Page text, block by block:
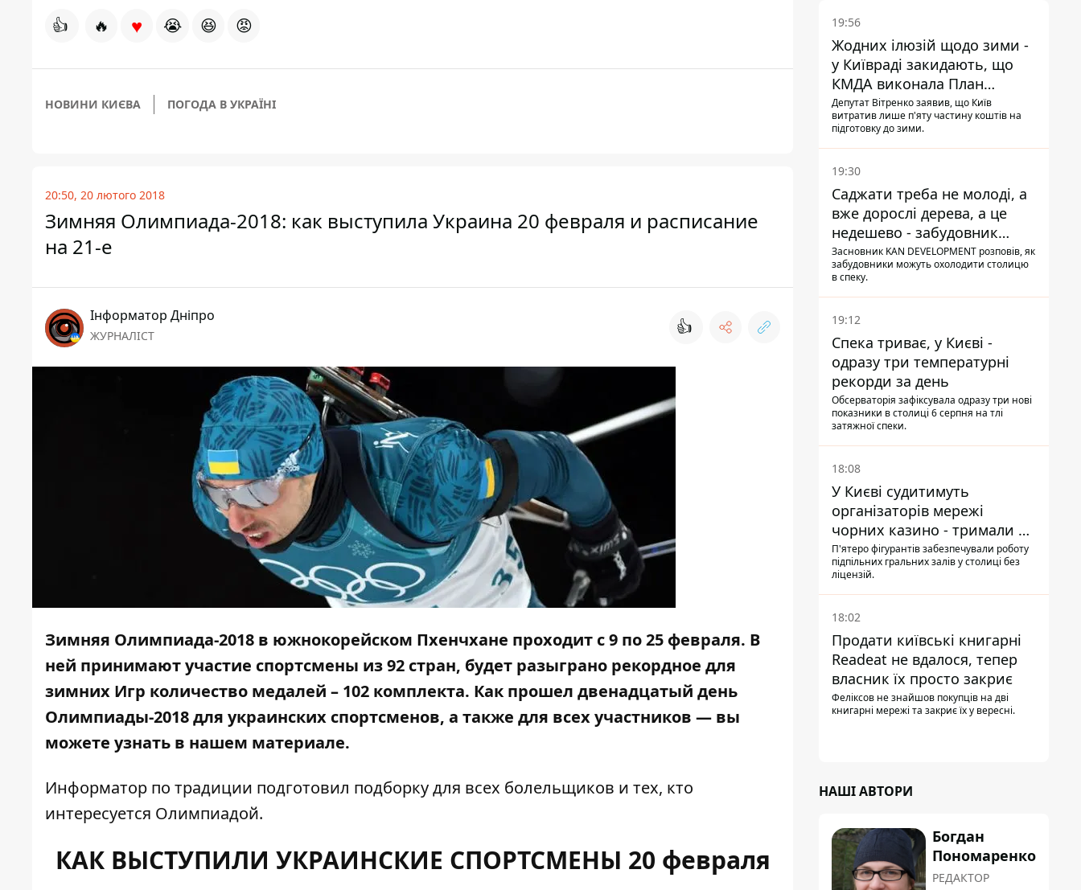
👍 🔥 ♥ 😭 😆 😡
НОВИНИ КИЄВА ПОГОДА В УКРАЇНІ
20:50, 20 лютого 2018
Зимняя Олимпиада-2018: как выступила Украина 20 февраля и расписание
на 21-е
Інформатор Дніпро
ЖУРНАЛІСТ 👍
Зимняя Олимпиада-2018 в южнокорейском Пхенчхане проходит с 9 по 25 февраля. В
ней принимают участие спортсмены из 92 стран, будет разыграно рекордное для
зимних Игр количество медалей – 102 комплекта. Как прошел двенадцатый день
Олимпиады-2018 для украинских спортсменов, а также для всех участников — вы
можете узнать в нашем материале.
Информатор по традиции подготовил подборку для всех болельщиков и тех, кто
интересуется Олимпиадой.
КАК ВЫСТУПИЛИ УКРАИНСКИЕ СПОРТСМЕНЫ 20 февраля
19:56
Жодних ілюзій щодо зими -
у Київраді закидають, що
КМДА виконала План
стійкості на 20%
Депутат Вітренко заявив, що Київ
витратив лише п'яту частину коштів на
підготовку до зими.
19:30
Саджати треба не молоді, а
вже дорослі дерева, а це
недешево - забудовник
Ніконов
Засновник KAN DEVELOPMENT розповів, як
забудовники можуть охолодити столицю
в спеку.
19:12
Спека триває, у Києві -
одразу три температурні
рекорди за день
Обсерваторія зафіксувала одразу три нові
показники в столиці 6 серпня на тлі
затяжної спеки.
18:08
У Києві судитимуть
організаторів мережі
чорних казино - тримали 39
закладів
П'ятеро фігурантів забезпечували роботу
підпільних гральних залів у столиці без
ліцензій.
18:02
Продати київські книгарні
Readeat не вдалося, тепер
власник їх просто закриє
Феліксов не знайшов покупців на дві
книгарні мережі та закриє їх у вересні.
НАШІ АВТОРИ
Богдан
Пономаренко
РЕДАКТОР